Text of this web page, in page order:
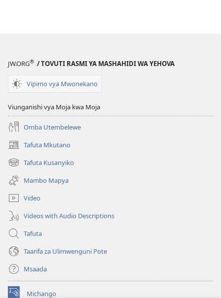
JW.ORG® / TOVUTI RASMI YA MASHAHIDI WA YEHOVA
Vipimo vya Mwonekano
Viunganishi vya Moja kwa Moja
Omba Utembelewe
Tafuta Mkutano
(opens
new
window)
Tafuta Kusanyiko
(opens
new
window)
Mambo Mapya
Video
Videos with Audio Descriptions
Tafuta
Taarifa za Ulimwenguni Pote
Msaada
Michango